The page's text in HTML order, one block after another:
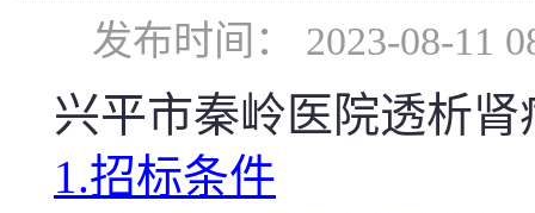
发布时间： 2023-08-
兴平市秦岭医院透析
1.招标条件